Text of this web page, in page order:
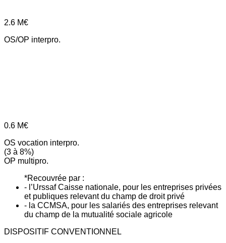
2.6 M€
OS/OP interpro.
0.6 M€
OS vocation interpro.
(3 à 8%)
OP multipro.
*Recouvrée par :
- l’Urssaf Caisse nationale, pour les entreprises privées
et publiques relevant du champ de droit privé
- la CCMSA, pour les salariés des entreprises relevant
du champ de la mutualité sociale agricole
DISPOSITIF CONVENTIONNEL